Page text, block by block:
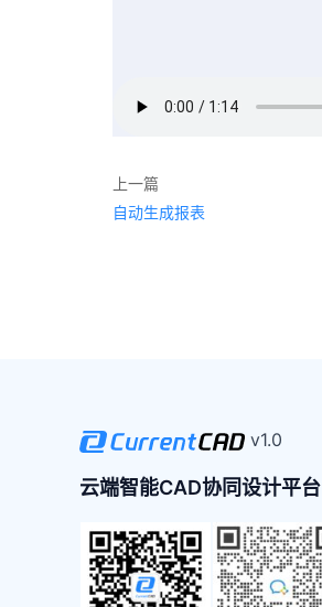
上一篇
自动生成报表
v1.0
云端智能CAD协同设计平台